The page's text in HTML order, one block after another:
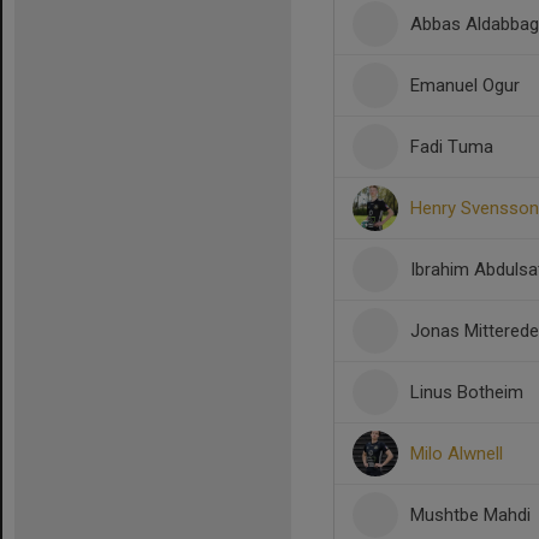
Abbas
Emanuel Ogur
Fadi Tuma
Henry Svensson
Ibrahim
Jonas
Linus Botheim
Milo Alwnell
Mushtbe Mahdi